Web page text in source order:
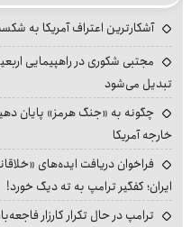
آشکارترین اعتراف آمریکا به
مجتبی شکوری در راهپیمایی
تبدیل می‌شود
چگونه به «جنگ هرمز» پایان
خارجه آمریکا
فراخوان دریافت ایده‌های
ایران؛ کفگیر ترامپ به ته دیگ خورد!
ترامپ در حال تکرار کارزار